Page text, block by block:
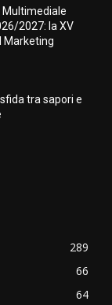
Multimediale
2027: la XV
Marketing
tra sapori e
289
66
64